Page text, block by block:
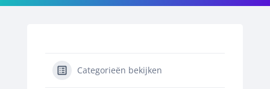
Categorieën bekijken